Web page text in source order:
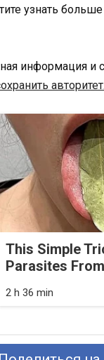
узнать
информация и
авторитет.
This Simple
Parasites
2 h 36 min